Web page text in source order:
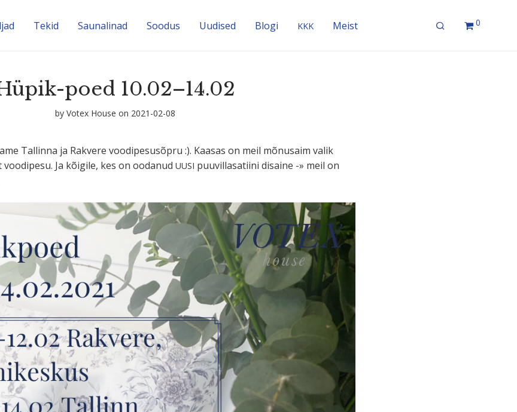
Tekid Sauna­linad Soodus Uudised Blogi KKK Meist 0
poed 10.02–14.02
by Votex House on 2021-02-08
Tallinna ja Rakvere voodi­pe­susõpru :). Kaasas on meil mõnusaim valik
Ja kõigile, kes on oodanud UUSI puuvil­la­sa­tiini disaine -» meil on